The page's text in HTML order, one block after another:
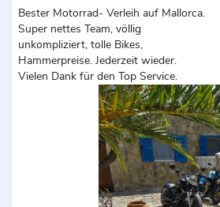
Bester Motorrad- Verleih auf Mallorca.
Super nettes Team, völlig
unkompliziert, tolle Bikes,
Hammerpreise. Jederzeit wieder.
Vielen Dank für den Top Service.